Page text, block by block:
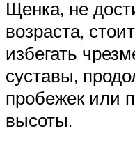
Щенка, не
возраста,
избегать
суставы,
пробежек или
высоты.